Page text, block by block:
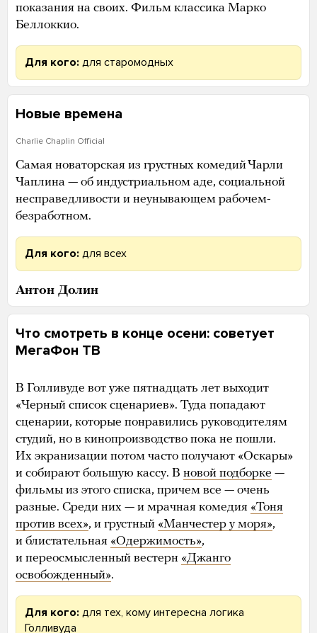
показания на своих. Фильм классика Марко
Беллоккио.
Для кого: для старомодных
Новые времена
Charlie Chaplin Official
Самая новаторская из грустных комедий Чарли
Чаплина — об индустриальном аде, социальной
несправедливости и неунывающем рабочем-
безработном.
Для кого: для всех
Антон Долин
Что смотреть в конце осени: советует
МегаФон ТВ
В Голливуде вот уже пятнадцать лет выходит
«Черный список сценариев». Туда попадают
сценарии, которые понравились руководителям
студий, но в кинопроизводство пока не пошли.
Их экранизации потом часто получают «Оскары»
и собирают большую кассу. В новой подборке —
фильмы из этого списка, причем все — очень
разные. Среди них — и мрачная комедия «Тоня
против всех», и грустный «Манчестер у моря»,
и блистательная «Одержимость»,
и переосмысленный вестерн «Джанго
освобожденный».
Для кого: для тех, кому интересна логика
Голливуда